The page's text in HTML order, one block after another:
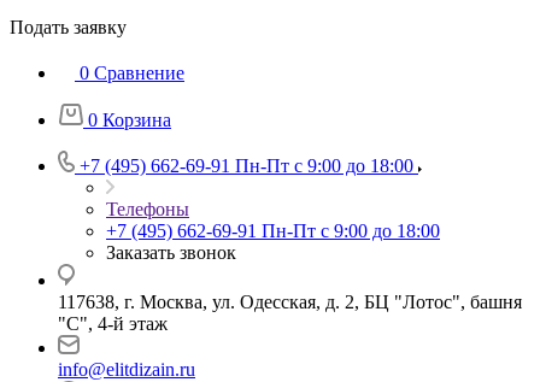
Подать заявку
0 Сравнение
0 Корзина
+7 (495) 662-69-91 Пн-Пт c 9:00 до 18:00
Телефоны
+7 (495) 662-69-91 Пн-Пт c 9:00 до 18:00
Заказать звонок
117638, г. Москва, ул. Одесская, д. 2, БЦ "Лотос", башня
"С", 4-й этаж
info@elitdizain.ru